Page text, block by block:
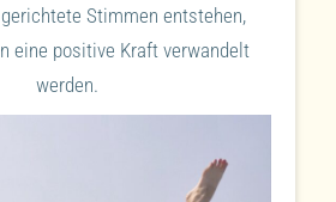
Stimmen entstehen,
eine positive Kraft verwandelt
werden.